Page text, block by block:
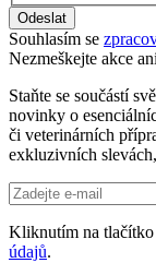
Odeslat
Souhlasím se
Nezmeškejte akce
Staňte se součástí
novinky o
či veterinárních
exkluzivních
Kliknutím na tlačítko
údajů.